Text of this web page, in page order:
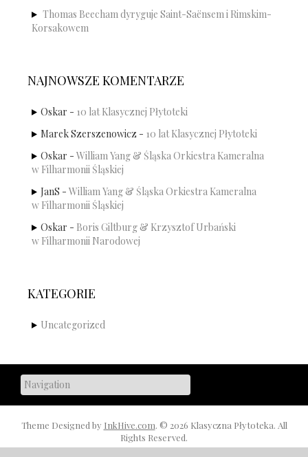
Thomas Beecham dyryguje Saint-Saënsem i Rimskim-
Korsakowem
NAJNOWSZE KOMENTARZE
Oskar - 10 lat Klasycznej Płytoteki
Marek Szerszenowicz - 10 lat Klasycznej Płytoteki
Oskar - William Yang & Śląska Orkiestra Kameralna
w Filharmonii Śląskiej
JanS - William Yang & Śląska Orkiestra Kameralna
w Filharmonii Śląskiej
Oskar - Boris Giltburg & Krzysztof Urbański
w Filharmonii Narodowej
KATEGORIE
Uncategorized
Theme Designed by InkHive.com. © 2026 Klasyczna Płytoteka. All
Rights Reserved.